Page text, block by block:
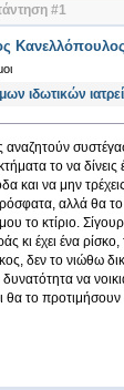
#1
Κανελλόπουλος
ιδωτικών
αναζητούν
το να δίνεις
και να μην
αλλά θα
το κτίριο.
κι έχει ένα ρίσκο,
δεν το νιώθω
να
θα το